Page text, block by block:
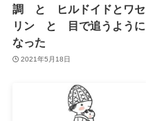
調 と ヒルドイドとワセ
リン と 目で追うように
なった
2021年5月18日